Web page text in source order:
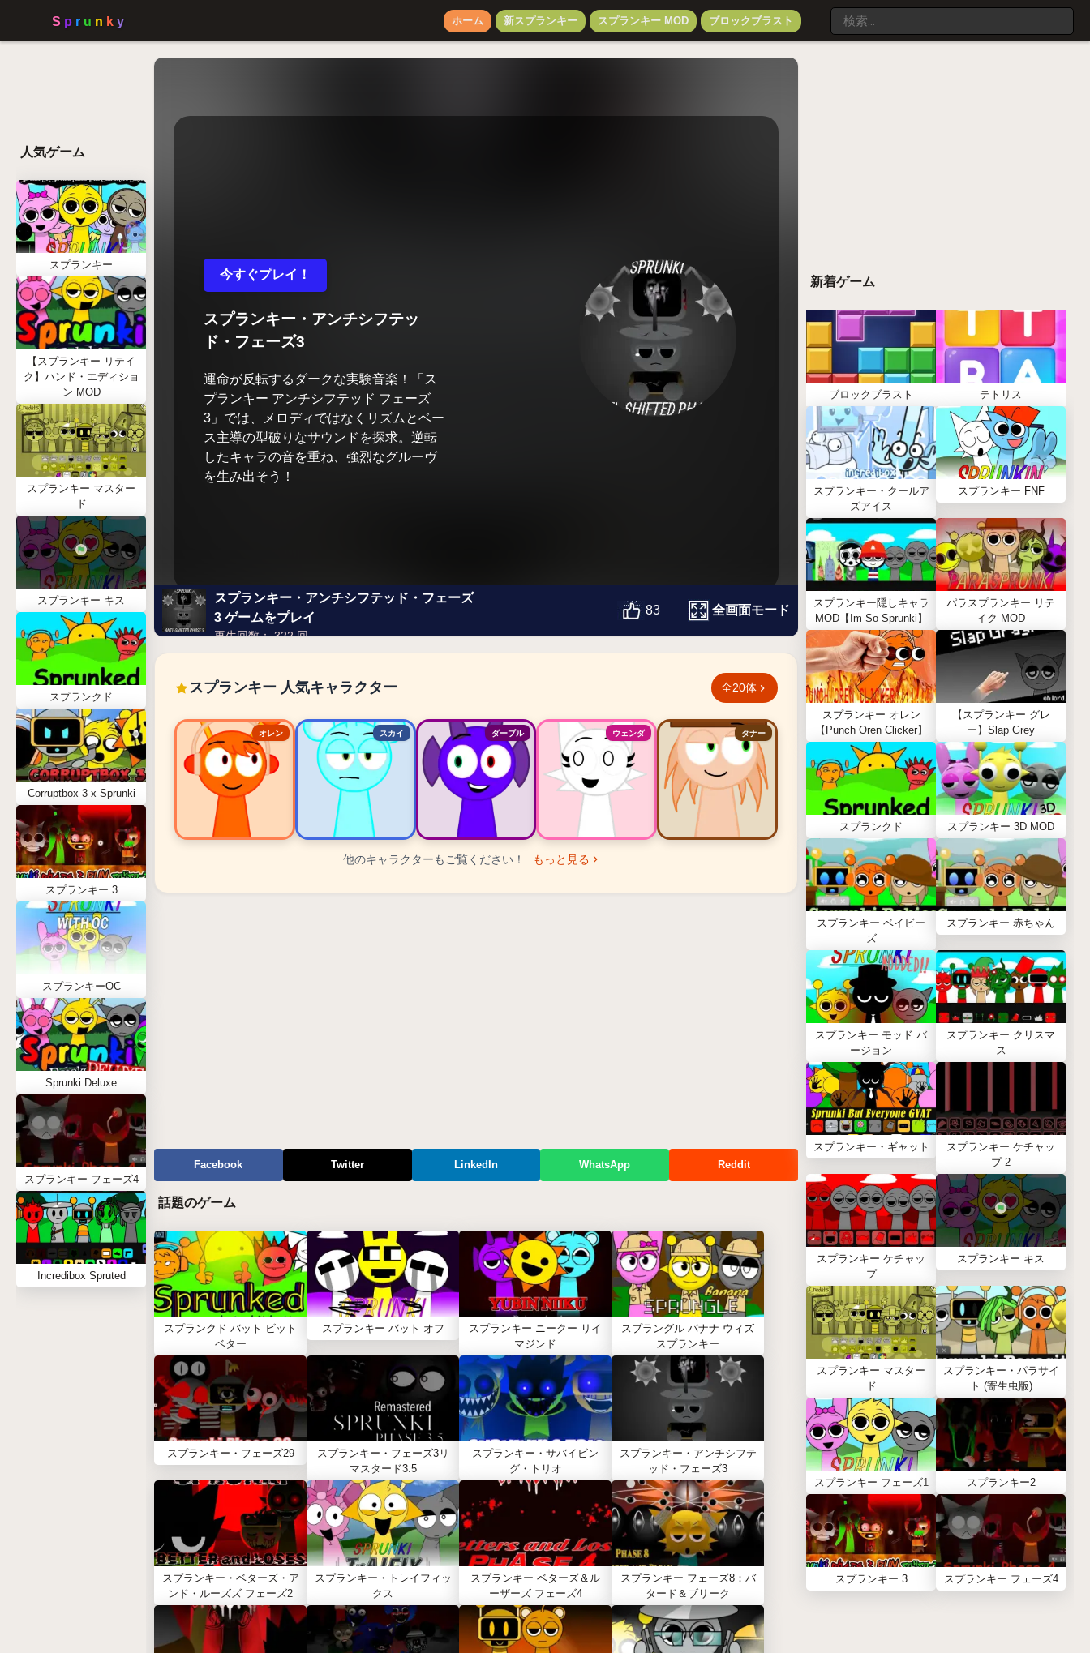
ホーム 新スプランキー スプランキー MOD ブロックブラスト
人気ゲーム
スプランキー
【スプランキー リテイ
ク】ハンド・エディショ
ン MOD
スプランキー マスター
ド
スプランキー キス
スプランクド
Corruptbox 3 x Sprunki
スプランキー 3
スプランキーOC
Sprunki Deluxe
スプランキー フェーズ4
Incredibox Spruted
今すぐプレイ！
スプランキー・アンチシフテッ
ド・フェーズ3
運命が反転するダークな実験音楽！「ス
プランキー アンチシフテッド フェーズ
3」では、メロディではなくリズムとベー
ス主導の型破りなサウンドを探求。逆転
したキャラの音を重ね、強烈なグルーヴ
を生み出そう！
スプランキー・アンチシフテッド・フェーズ
3 ゲームをプレイ
再生回数： 322 回
83 全画面モード
スプランキー 人気キャラクター 全20体
オレン スカイ ダープル ウェンダ タナー
他のキャラクターもご覧ください！ もっと見る
Facebook Twitter LinkedIn WhatsApp Reddit
話題のゲーム
スプランクド バット ビット
ベター
スプランキー バット オフ
スプランキー ニークー リイ
マジンド
スプラングル バナナ ウィズ
スプランキー
スプランキー・フェーズ29
スプランキー・フェーズ3リ
マスタード3.5
スプランキー・サバイビン
グ・トリオ
スプランキー・アンチシフテ
ッド・フェーズ3
スプランキー・ベターズ・ア
ンド・ルーズズ フェーズ2
スプランキー・トレイフィッ
クス
スプランキー ベターズ＆ル
ーザーズ フェーズ4
スプランキー フェーズ8：バ
タード＆ブリーク
新着ゲーム
ブロックブラスト テトリス
スプランキー・クールア
ズアイス
スプランキー FNF
スプランキー隠しキャラ
MOD【Im So Sprunki】
パラスプランキー リテ
イク MOD
スプランキー オレン
【Punch Oren Clicker】
【スプランキー グレ
ー】Slap Grey
スプランクド スプランキー 3D MOD
スプランキー ベイビー
ズ
スプランキー 赤ちゃん
スプランキー モッド バ
ージョン
スプランキー クリスマ
ス
スプランキー・ギャット
スプランキー ケチャッ
プ 2
スプランキー ケチャッ
プ
スプランキー キス
スプランキー マスター
ド
スプランキー・パラサイ
ト (寄生虫版)
スプランキー フェーズ1 スプランキー2
スプランキー 3 スプランキー フェーズ4